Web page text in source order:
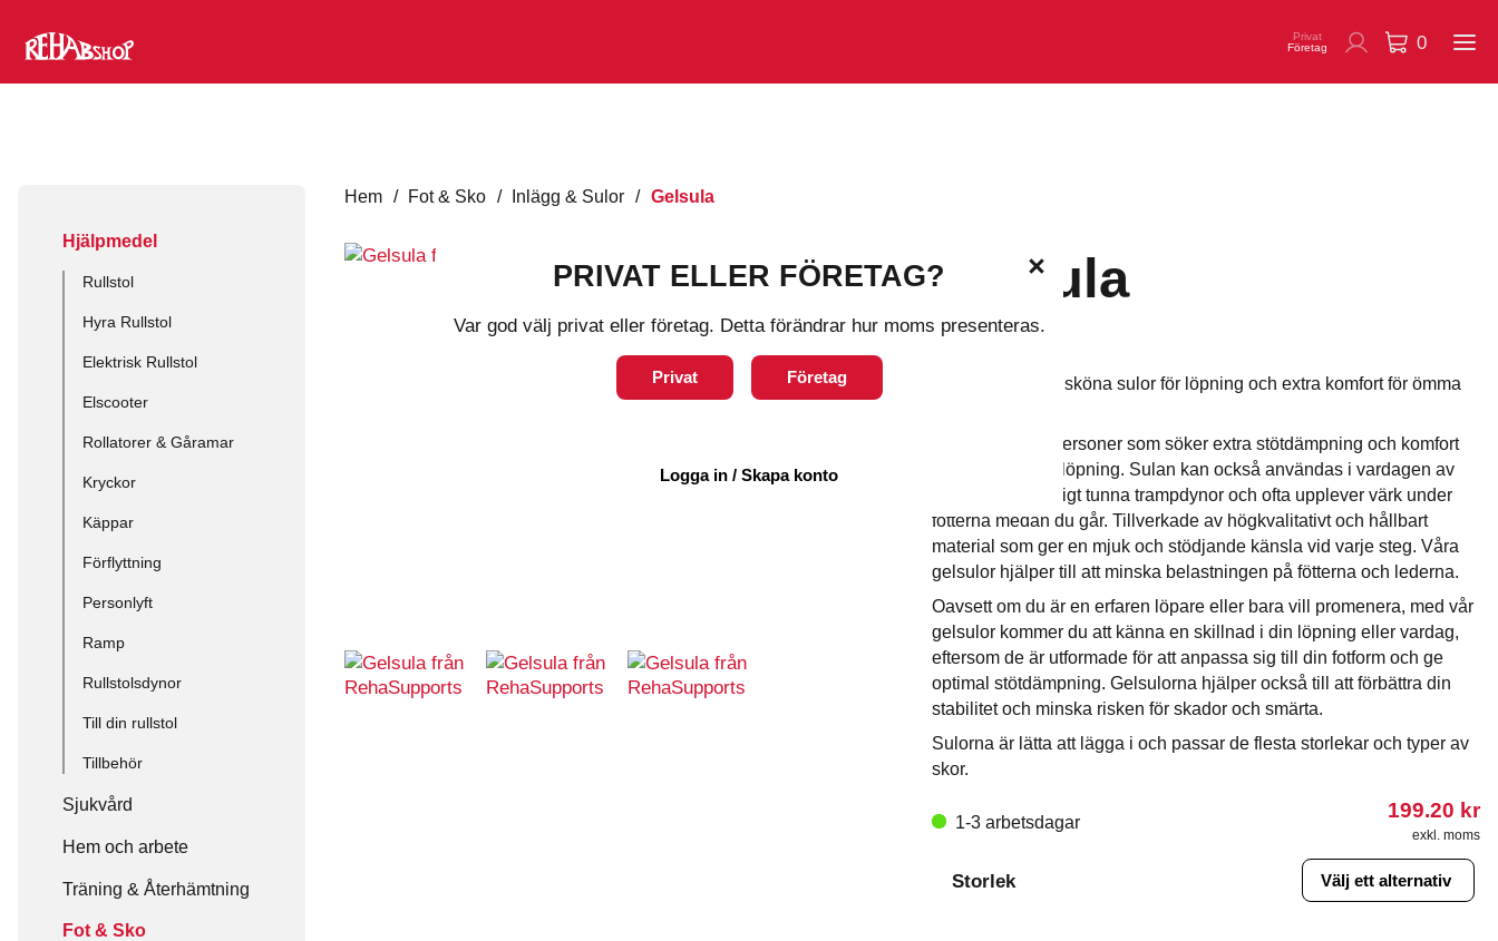
0
Privat
Företag
Hjälpmedel
Rullstol
Hyra Rullstol
Elektrisk Rullstol
Elscooter
Rollatorer & Gåramar
Kryckor
Käppar
Förflyttning
Personlyft
Ramp
Rullstolsdynor
Till din rullstol
Tillbehör
Sjukvård
Hem och arbete
Träning & Återhämtning
Fot & Sko
Hem / Fot & Sko / Inlägg & Sulor / Gelsula
Gelsula
RehaSupports® sköna sulor för löpning och extra komfort för ömma
Gelsulan är för personer som söker extra stötdämpning och komfort
under gång eler löpning. Sulan kan också användas i vardagen av
dig som har väldigt tunna trampdynor och ofta upplever värk under
fötterna medan du går. Tillverkade av högkvalitativt och hållbart
material som ger en mjuk och stödjande känsla vid varje steg. Våra
gelsulor hjälper till att minska belastningen på fötterna och lederna.
Oavsett om du är en erfaren löpare eller bara vill promenera, med vår
gelsulor kommer du att känna en skillnad i din löpning eller vardag,
eftersom de är utformade för att anpassa sig till din fotform och ge
optimal stötdämpning. Gelsulorna hjälper också till att förbättra din
stabilitet och minska risken för skador och smärta.
Sulorna är lätta att lägga i och passar de flesta storlekar och typer av
skor.
1-3 arbetsdagar 199.20 kr
exkl. moms
Storlek
PRIVAT ELLER FÖRETAG?
Var god välj privat eller företag. Detta förändrar hur moms presenteras.
Privat Företag
Logga in / Skapa konto